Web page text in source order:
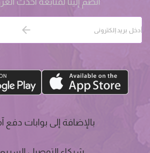
بالإضافة إلى بوابات دفع